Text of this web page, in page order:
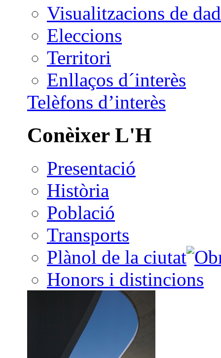
Visualitzacions de
Eleccions
Territori
Enllaços d´interès
Telèfons d’interès
Conèixer L'H
Presentació
Història
Població
Transports
Plànol de la ciutat
Honors i distincions